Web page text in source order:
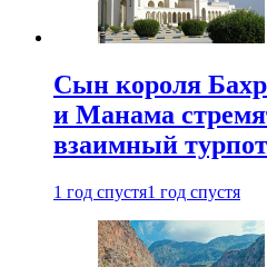
Сын короля
и Манама
взаимный
1 год спустя1 год спустя